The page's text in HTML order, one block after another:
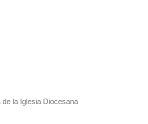
la Iglesia Diocesana